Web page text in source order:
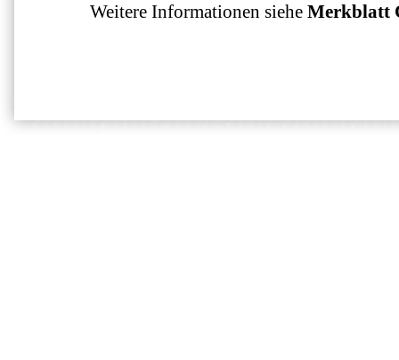
Weitere Informationen siehe Merkblatt